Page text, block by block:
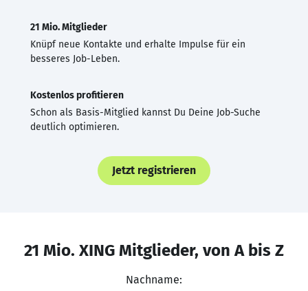
21 Mio. Mitglieder
Knüpf neue Kontakte und erhalte Impulse für ein
besseres Job-Leben.
Kostenlos profitieren
Schon als Basis-Mitglied kannst Du Deine Job-Suche
deutlich optimieren.
Jetzt registrieren
21 Mio. XING Mitglieder, von A bis Z
Nachname: